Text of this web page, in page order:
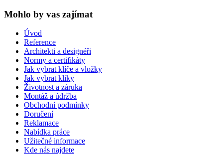
Mohlo by vas zajímat
Úvod
Reference
Architekti a designéři
Normy a certifikáty
Jak vybrat klíče a vložky
Jak vybrat kliky
Životnost a záruka
Montáž a údržba
Obchodní podmínky
Doručení
Reklamace
Nabídka práce
Užitečné informace
Kde nás najdete